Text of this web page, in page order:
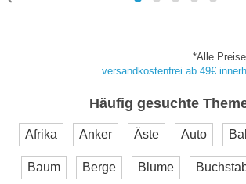
*Alle
versandkostenfrei ab 49€
Häufig gesuchte
Afrika Anker Äste Auto
Baum Berge Blume